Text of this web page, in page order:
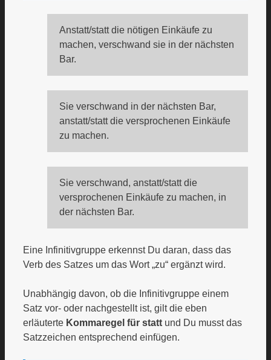
Anstatt/statt die nötigen Einkäufe zu
machen, verschwand sie in der nächsten
Bar.
Sie verschwand in der nächsten Bar,
anstatt/statt die versprochenen Einkäufe
zu machen.
Sie verschwand, anstatt/statt die
versprochenen Einkäufe zu machen, in
der nächsten Bar.
Eine Infinitivgruppe erkennst Du daran, dass das
Verb des Satzes um das Wort „zu“ ergänzt wird.
Unabhängig davon, ob die Infinitivgruppe einem
Satz vor- oder nachgestellt ist, gilt die eben
erläuterte Kommaregel für statt und Du musst das
Satzzeichen entsprechend einfügen.